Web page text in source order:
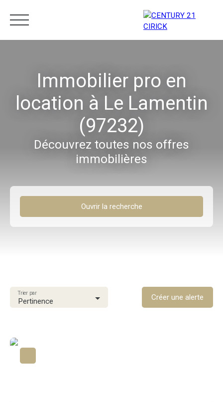
Estimation 05 96 10 62 21
Immobilier pro en
location à Le Lamentin
(97232)
Découvrez toutes nos offres
immobilières
Ouvrir la recherche
Le Lamentin (97232)
Localisation
Surface min (m²)
Pertinence
Trier par Créer une alerte